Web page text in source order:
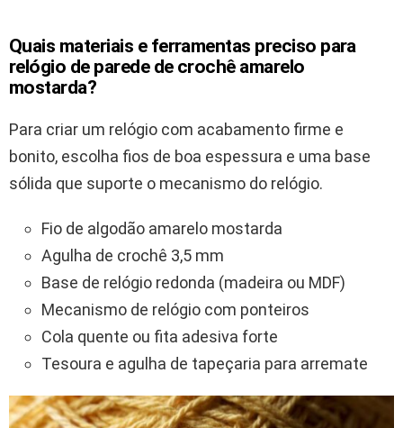
Quais materiais e ferramentas preciso para
relógio de parede de crochê amarelo
mostarda?
Para criar um relógio com acabamento firme e
bonito, escolha fios de boa espessura e uma base
sólida que suporte o mecanismo do relógio.
Fio de algodão amarelo mostarda
Agulha de crochê 3,5 mm
Base de relógio redonda (madeira ou MDF)
Mecanismo de relógio com ponteiros
Cola quente ou fita adesiva forte
Tesoura e agulha de tapeçaria para arremate